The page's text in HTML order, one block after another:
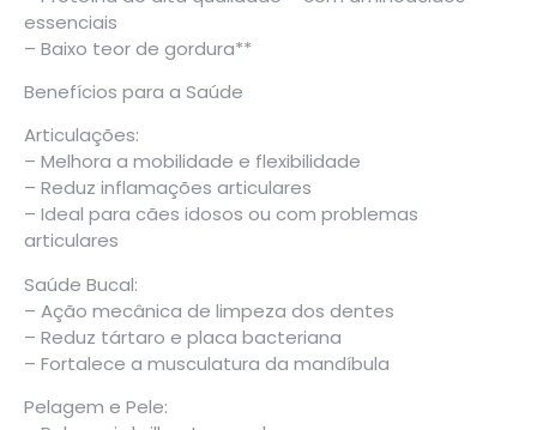
essenciais
– Baixo teor de gordura**
Benefícios para a Saúde
Articulações:
– Melhora a mobilidade e flexibilidade
– Reduz inflamações articulares
– Ideal para cães idosos ou com problemas
articulares
Saúde Bucal:
– Ação mecânica de limpeza dos dentes
– Reduz tártaro e placa bacteriana
– Fortalece a musculatura da mandíbula
Pelagem e Pele: